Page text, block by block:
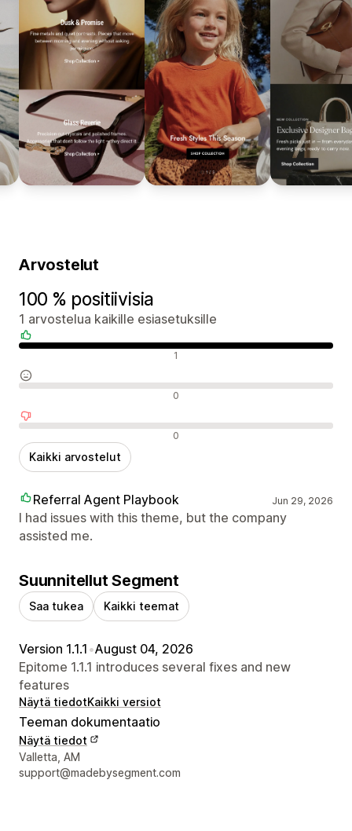
Arvostelut
100 % positiivisia
1 arvostelua kaikille esiasetuksille
1
0
0
Kaikki arvostelut
Referral Agent Playbook Jun 29, 2026
I had issues with this theme, but the company
assisted me.
Suunnitellut Segment
Saa tukea Kaikki teemat
Version 1.1.1 •August 04, 2026
Epitome 1.1.1 introduces several fixes and new
features
Näytä tiedotKaikki versiot
Teeman dokumentaatio
Näytä tiedot
Suunnittelijan yhteystiedot
Valletta, AM
support@madebysegment.com